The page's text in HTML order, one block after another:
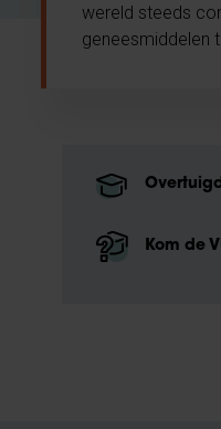
wereld steeds
geneesmiddelen
Kom de